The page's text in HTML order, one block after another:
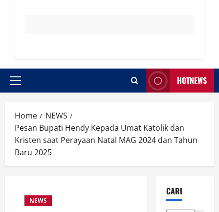
Primary
HOTNEWS
Home
NEWS
Pesan Bupati Hendy Kepada Umat Katolik dan
Kristen saat Perayaan Natal MAG 2024 dan Tahun
Baru 2025
NEWS
CARI